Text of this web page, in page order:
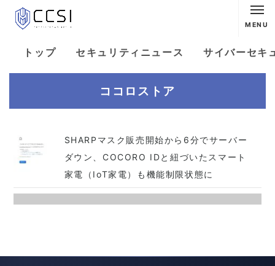
MENU
トップ セキュリティニュース サイバーセキ
ココロストア
SHARPマスク販売開始から6分でサーバー
ダウン、COCORO IDと紐づいたスマート
家電（IoT家電）も機能制限状態に